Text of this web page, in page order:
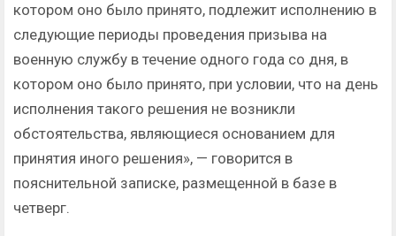
котором оно было принято, подлежит исполнению в
следующие периоды проведения призыва на
военную службу в течение одного года со дня, в
котором оно было принято, при условии, что на день
исполнения такого решения не возникли
обстоятельства, являющиеся основанием для
принятия иного решения», — говорится в
пояснительной записке, размещенной в базе в
четверг.